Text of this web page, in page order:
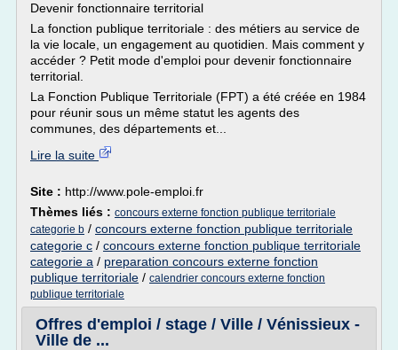
Devenir fonctionnaire territorial
La fonction publique territoriale : des métiers au service de
la vie locale, un engagement au quotidien. Mais comment y
accéder ? Petit mode d'emploi pour devenir fonctionnaire
territorial.
La Fonction Publique Territoriale (FPT) a été créée en 1984
pour réunir sous un même statut les agents des
communes, des départements et...
Lire la suite
Site : http://www.pole-emploi.fr
Thèmes liés : concours externe fonction publique territoriale
categorie b / concours externe fonction publique territoriale
categorie c / concours externe fonction publique territoriale
categorie a / preparation concours externe fonction
publique territoriale / calendrier concours externe fonction
publique territoriale
Offres d'emploi / stage / Ville / Vénissieux -
Ville de ...